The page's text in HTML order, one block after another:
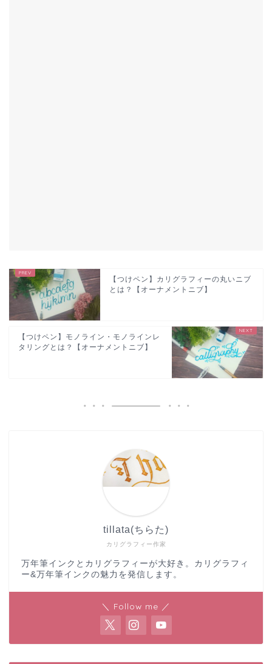
【つけペン】カリグラフィーの丸いニブ
とは？【オーナメントニブ】
【つけペン】モノライン・モノラインレ
タリングとは？【オーナメントニブ】
カリグラフィー作家
tillata(ちらた)
万年筆インクとカリグラフィーが大好き。カリグラフィ
ー&万年筆インクの魅力を発信します。
＼ Follow me ／